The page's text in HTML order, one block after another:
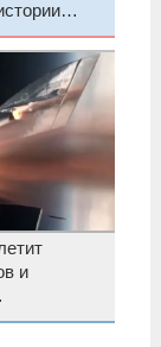
и
и в